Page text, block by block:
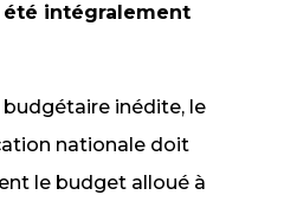
été intégralement
inédite, le
nationale doit
le budget alloué à